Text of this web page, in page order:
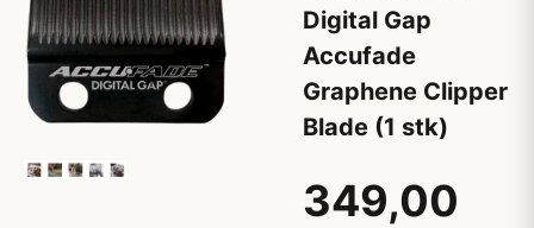
Digital Gap
Accufade
Graphene Clipper
Blade (1 stk)
349,00